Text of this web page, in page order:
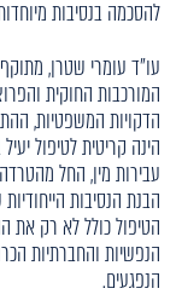
להסכמה בנסיבות
עו"ד עומרי שטרן,
המורכבות החוקית
הדקויות המשפטיות,
הינה קריטית לטיפול
עבירות מין, החל
הבנת הנסיבות
הטיפול כולל לא רק
הנפשיות והחברתיות
הנפגעים.